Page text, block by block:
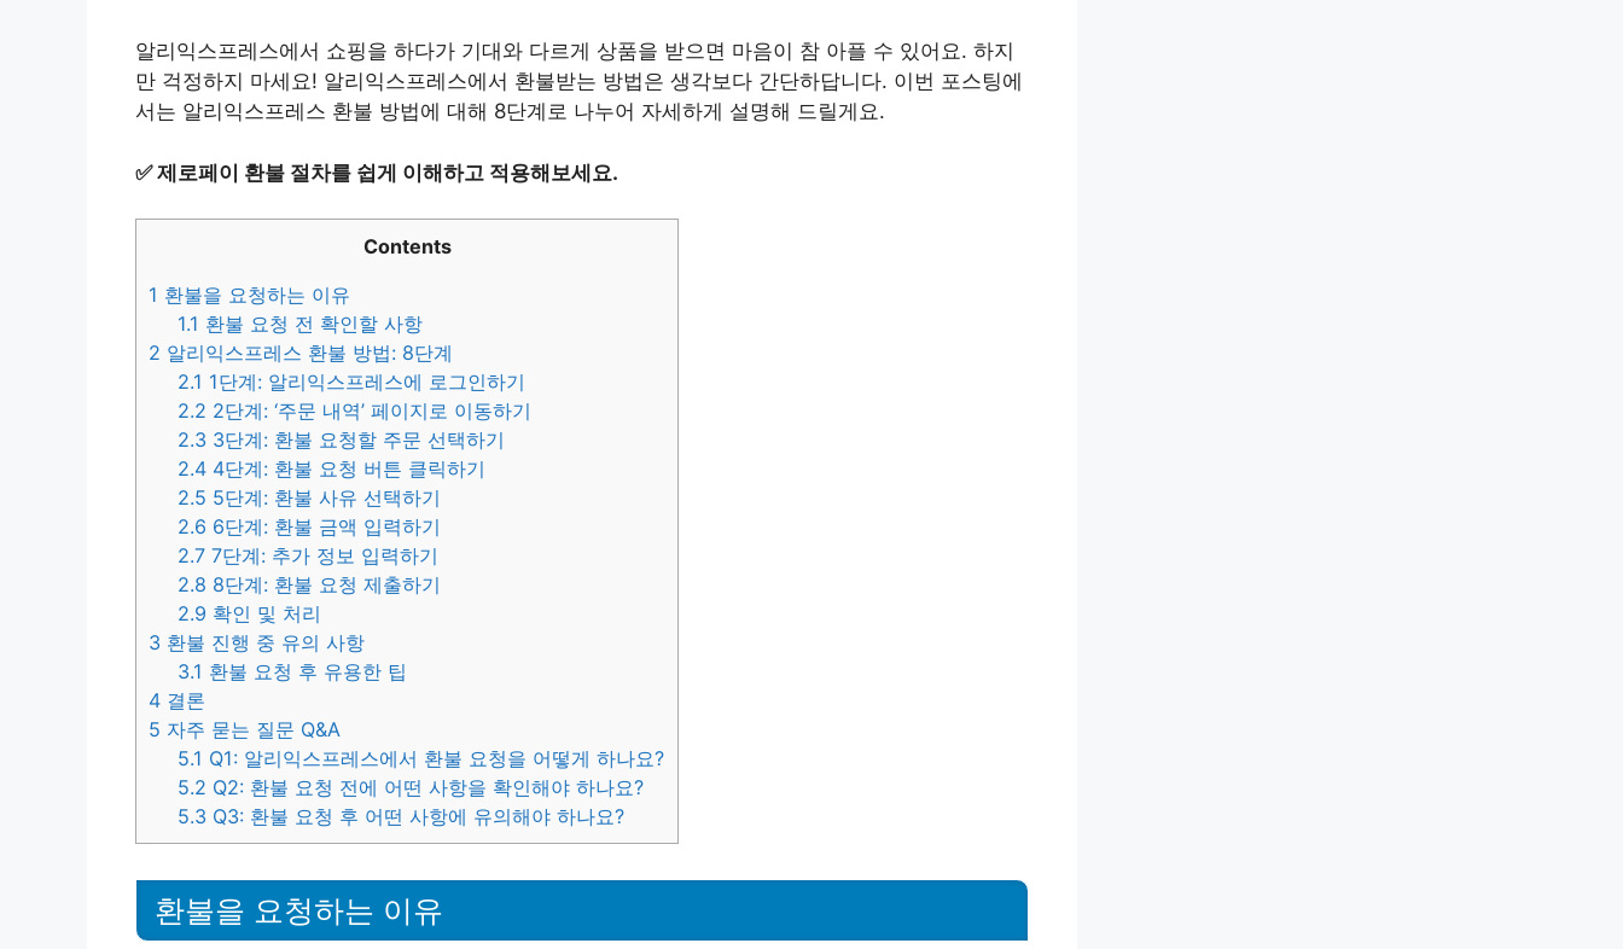
알리익스프레스에서 쇼핑을 하다가 기대와 다르게 상품을 받으면 마음이 참 아플 수 있어요. 하지
만 걱정하지 마세요! 알리익스프레스에서 환불받는 방법은 생각보다 간단하답니다. 이번 포스팅에
서는 알리익스프레스 환불 방법에 대해 8단계로 나누어 자세하게 설명해 드릴게요.
✅제로페이 환불 절차를 쉽게 이해하고 적용해보세요.
Contents
1 환불을 요청하는 이유
1.1 환불 요청 전 확인할 사항
2 알리익스프레스 환불 방법: 8단계
2.1 1단계: 알리익스프레스에 로그인하기
2.2 2단계: ‘주문 내역’ 페이지로 이동하기
2.3 3단계: 환불 요청할 주문 선택하기
2.4 4단계: 환불 요청 버튼 클릭하기
2.5 5단계: 환불 사유 선택하기
2.6 6단계: 환불 금액 입력하기
2.7 7단계: 추가 정보 입력하기
2.8 8단계: 환불 요청 제출하기
2.9 확인 및 처리
3 환불 진행 중 유의 사항
3.1 환불 요청 후 유용한 팁
4 결론
5 자주 묻는 질문 Q&A
5.1 Q1: 알리익스프레스에서 환불 요청을 어떻게 하나요?
5.2 Q2: 환불 요청 전에 어떤 사항을 확인해야 하나요?
5.3 Q3: 환불 요청 후 어떤 사항에 유의해야 하나요?
환불을 요청하는 이유